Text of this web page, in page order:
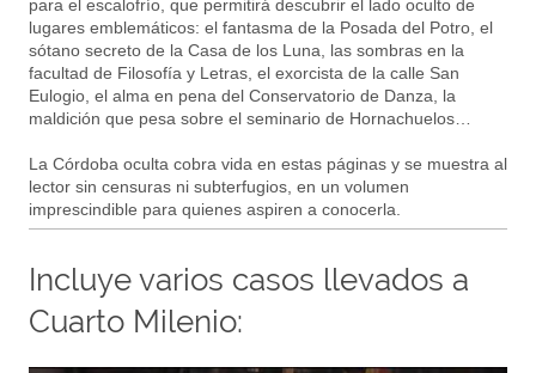
para el escalofrío, que permitirá descubrir el lado oculto de
lugares emblemáticos: el fantasma de la Posada del Potro, el
sótano secreto de la Casa de los Luna, las sombras en la
facultad de Filosofía y Letras, el exorcista de la calle San
Eulogio, el alma en pena del Conservatorio de Danza, la
maldición que pesa sobre el seminario de Hornachuelos…
La Córdoba oculta cobra vida en estas páginas y se muestra al
lector sin censuras ni subterfugios, en un volumen
imprescindible para quienes aspiren a conocerla.
Incluye varios casos llevados a
Cuarto Milenio: